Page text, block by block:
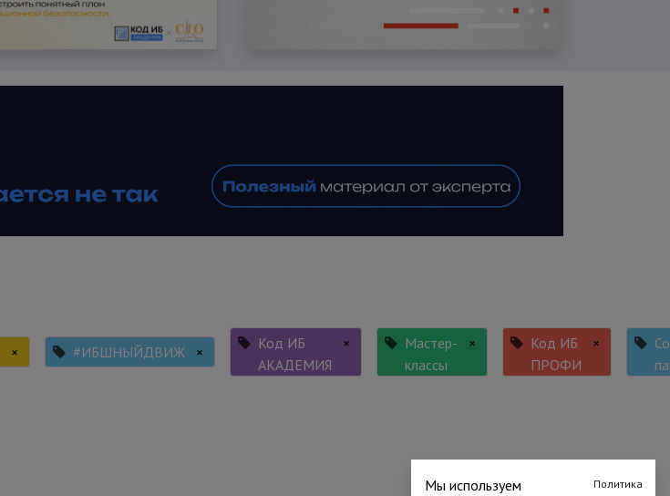
× #ИБШНЫЙДВИЖ ×
Код ИБ
АКАДЕМИЯ
×
Мастер-
классы
×
Код ИБ
ПРОФИ
×
Мы используем
Политика